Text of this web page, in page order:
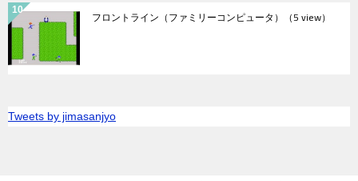
フロントライン（ファミリーコンピュータ） （5 view）
Tweets by jimasanjyo